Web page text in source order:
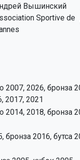
Вышинский
Sportive de
2026, бронза
2017, 2021
2018, бронза
2016, бутса